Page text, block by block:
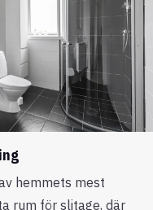
hemmets mest
rum för slitage, där